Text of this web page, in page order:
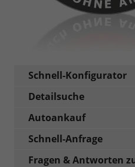
Schnell-Konfigurator
Detailsuche
Autoankauf
Schnell-Anfrage
Fragen & Antworten